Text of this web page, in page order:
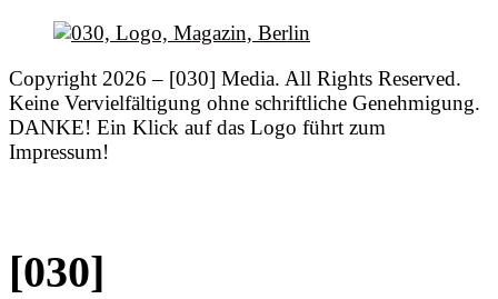
Copyright 2026 – [030] Media. All Rights Reserved.
Keine Vervielfältigung ohne schriftliche Genehmigung.
DANKE! Ein Klick auf das Logo führt zum
Impressum!
[030]